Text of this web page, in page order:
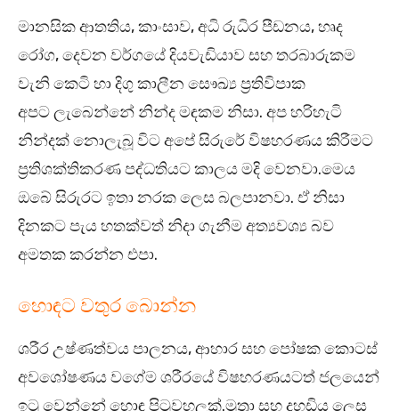
මානසික ආතතිය, කාංසාව, අධි රුධිර පීඩනය, හෘද
රෝග, දෙවන වර්ගයේ දියවැඩියාව සහ තරබාරුකම
වැනි කෙටි හා දිගු කාලීන සෞඛ්‍ය ප්‍රතිවිපාක
අපට ලැබෙන්නේ නින්ද මඳකම නිසා. අප හරිහැටි
නින්දක් නොලැබූ විට අපේ සිරුරේ විෂහරණය කිරීමට
ප්‍රතිශක්තිකරණ පද්ධතියට කාලය මදි වෙනවා.මෙය
ඔබේ සිරුරට ඉතා නරක ලෙස බලපානවා. ඒ නිසා
දිනකට පැය හතක්වත් නිදා ගැනීම අත්‍යවශ්‍ය බව
අමතක කරන්න එපා.
හොඳට වතුර බොන්න
ශරීර උෂ්ණත්වය පාලනය, ආහාර සහ පෝෂක කොටස්
අවශෝෂණය වගේම ශරීරයේ විෂහරණයටත් ජලයෙන්
ඉටු වෙන්නේ හොඳ පිටුවහලක්.මුත්‍රා සහ දහඩිය ලෙස